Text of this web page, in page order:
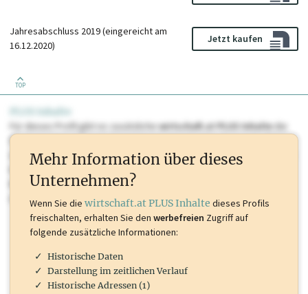
Jahresabschluss 2019 (eingereicht am
16.12.2020)
Jetzt kaufen
TOP
Für dieses Profil gibt es zusätzlichewirtschaft.at PLUS Inhaltedie
Sie momentan nicht einsehen können. Schalten Sie dieses Profil frei
oder loggen Sie sich ein um diese Inhalte zu sehen. wirtschaft.at PLUS
Marken, Patente, Rechtstatsachen, OTS-Aussendungen, und viele
mehr.
Mehr Information über dieses
Unternehmen?
Wenn Sie die wirtschaft.at PLUS Inhalte dieses Profils
freischalten, erhalten Sie den werbefreien Zugriff auf
folgende zusätzliche Informationen:
Historische Daten
Darstellung im zeitlichen Verlauf
Historische Adressen (1)